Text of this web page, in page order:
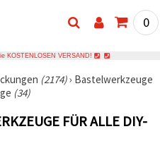
0
KOSTENLOSEN VERSAND!
(2174)› Bastelwerkzeuge
(34)
FÜR ALLE DIY-